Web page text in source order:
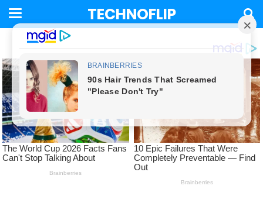
TECHNOFLIP